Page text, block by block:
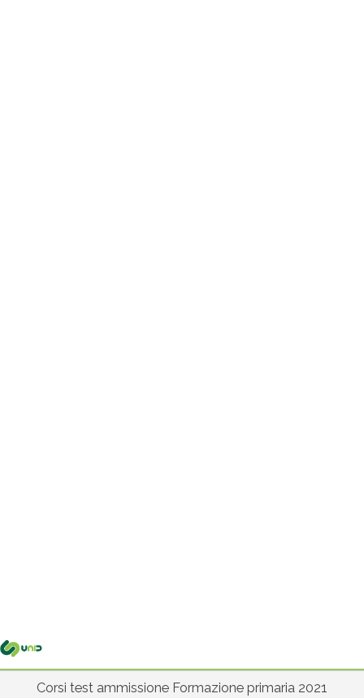
Corsi test ammissione Formazione primaria 2021